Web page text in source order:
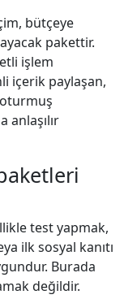
bütçeye
pakettir.
işlem
içerik paylaşan,
anlaşılır
test yapmak,
ilk sosyal kanıtı
Burada
değildir.